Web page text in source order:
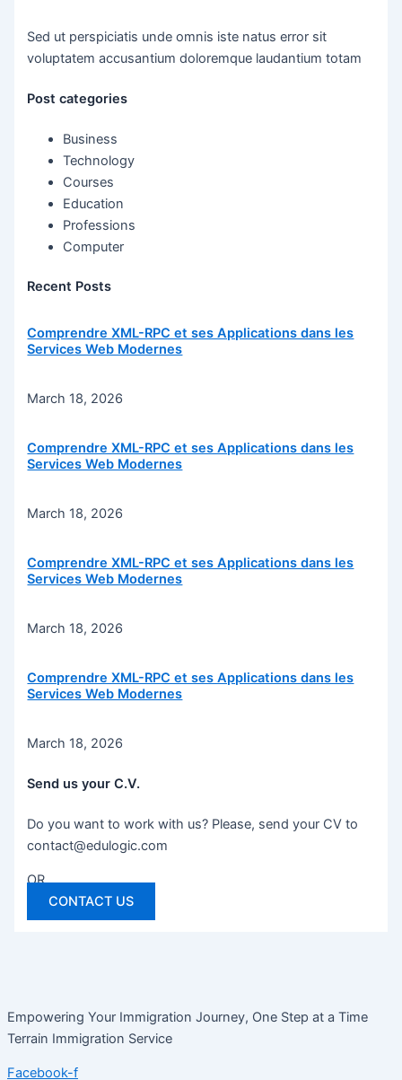
Sed ut perspiciatis unde omnis iste natus error sit
voluptatem accusantium doloremque laudantium totam
Post categories
Business
Technology
Courses
Education
Professions
Computer
Recent Posts
Comprendre XML-RPC et ses Applications dans les
Services Web Modernes
March 18, 2026
Comprendre XML-RPC et ses Applications dans les
Services Web Modernes
March 18, 2026
Comprendre XML-RPC et ses Applications dans les
Services Web Modernes
March 18, 2026
Comprendre XML-RPC et ses Applications dans les
Services Web Modernes
March 18, 2026
Send us your C.V.
Do you want to work with us? Please, send your CV to
contact@edulogic.com
OR
CONTACT US
Empowering Your Immigration Journey, One Step at a Time
Terrain Immigration Service
Facebook-f